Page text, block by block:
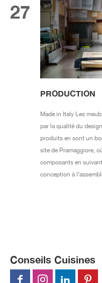
27
PRODUCTION
Made in Italy Les
par la qualité du
produits en sont un
site de Pramaggiore,
composants en
conception à
Conseils Cuisines